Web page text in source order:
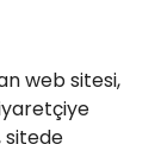
web sitesi,
sitede